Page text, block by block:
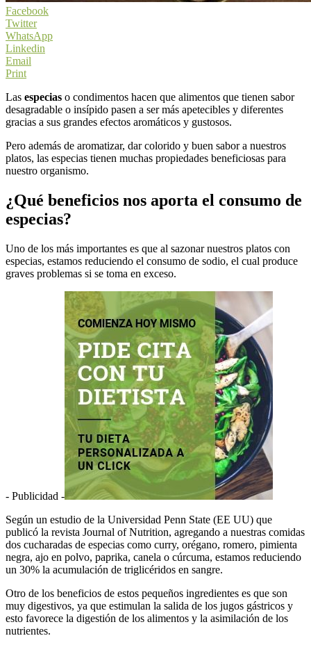
Facebook
Twitter
WhatsApp
Linkedin
Email
Print
Las especias o condimentos hacen que alimentos que tienen sabor
desagradable o insípido pasen a ser más apetecibles y diferentes
gracias a sus grandes efectos aromáticos y gustosos.
Pero además de aromatizar, dar colorido y buen sabor a nuestros
platos, las especias tienen muchas propiedades beneficiosas para
nuestro organismo.
¿Qué beneficios nos aporta el consumo de
especias?
Uno de los más importantes es que al sazonar nuestros platos con
especias, estamos reduciendo el consumo de sodio, el cual produce
graves problemas si se toma en exceso.
- Publicidad -
Según un estudio de la Universidad Penn State (EE UU) que
publicó la revista Journal of Nutrition, agregando a nuestras comidas
dos cucharadas de especias como curry, orégano, romero, pimienta
negra, ajo en polvo, paprika, canela o cúrcuma, estamos reduciendo
un 30% la acumulación de triglicéridos en sangre.
Otro de los beneficios de estos pequeños ingredientes es que son
muy digestivos, ya que estimulan la salida de los jugos gástricos y
esto favorece la digestión de los alimentos y la asimilación de los
nutrientes.